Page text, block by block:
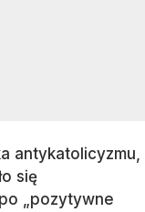
antykatolicyzmu,
się
„pozytywne